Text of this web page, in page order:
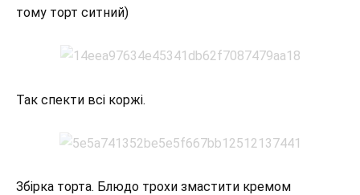
тому торт ситний)
Так спекти всі коржі.
Збірка торта. Блюдо трохи змастити кремом